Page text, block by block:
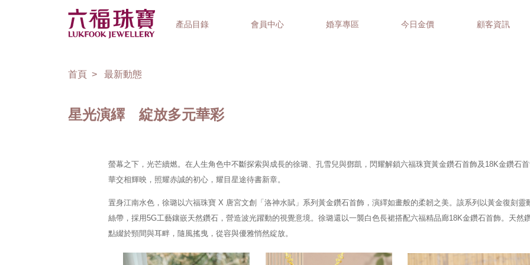
產品目錄 會員中心 婚享專區 今日金價 顧客資訊
鐘錶品牌 精選禮品
首頁 最新動態
星光演繹 綻放多元華彩
螢幕之下，光芒續燃。在人生角色中不斷探索與成長的徐璐、孔雪兒與鄧凱，閃耀解鎖六福珠寶黃金鑽石首飾及18K金鑽石
華交相輝映，照耀赤誠的初心，耀目星途待書新章。
置身江南水色，徐璐以六福珠寶 X 唐宮文創「洛神水賦」系列黃金鑽石首飾，演繹如畫般的柔韌之美。該系列以黃金復刻
絲帶，採用5G工藝鑲嵌天然鑽石，營造波光躍動的視覺意境。徐璐還以一襲白色長裙搭配六福精品廊18K金鑽石首飾。天然
點綴於頸間與耳畔，隨風搖曳，從容與優雅悄然綻放。